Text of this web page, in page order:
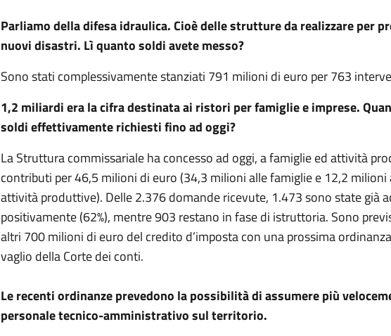
Parliamo della difesa idraulica. Cioè delle strutture da realizzare per
nuovi disastri. Lì quanto soldi avete messo?
Sono stati complessivamente stanziati 791 milioni di euro per 763
1,2 miliardi era la cifra destinata ai ristori per famiglie e imprese.
soldi effettivamente richiesti fino ad oggi?
La Struttura commissariale ha concesso ad oggi, a famiglie ed attività
contributi per 46,5 milioni di euro (34,3 milioni alle famiglie e 12,2 milioni
attività produttive). Delle 2.376 domande ricevute, 1.473 sono state già
positivamente (62%), mentre 903 restano in fase di istruttoria. Sono
altri 700 milioni di euro del credito d’imposta con una prossima
vaglio della Corte dei conti.
Le recenti ordinanze prevedono la possibilità di assumere più
personale tecnico-amministrativo sul territorio.